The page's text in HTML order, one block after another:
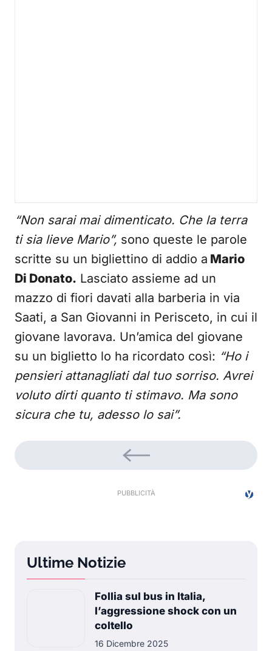
“Non sarai mai dimenticato. Che la terra
ti sia lieve Mario”, sono queste le parole
scritte su un bigliettino di addio a Mario
Di Donato. Lasciato assieme ad un
mazzo di fiori davati alla barberia in via
Saati, a San Giovanni in Perisceto, in cui il
giovane lavorava. Un’amica del giovane
su un biglietto lo ha ricordato così: “Ho i
pensieri attanagliati dal tuo sorriso. Avrei
voluto dirti quanto ti stimavo. Ma sono
sicura che tu, adesso lo sai”.
Ultime Notizie
Follia sul bus in Italia,
l’aggressione shock con un
coltello
16 Dicembre 2025